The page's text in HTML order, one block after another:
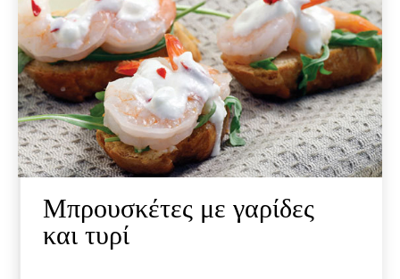
Μπρουσκέτες με γαρίδες
και τυρί